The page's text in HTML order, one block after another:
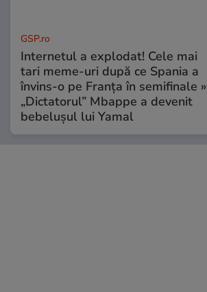
GSP.ro
Internetul a explodat! Cele mai
tari meme-uri după ce Spania a
învins-o pe Franța în semifinale »
„Dictatorul” Mbappe a devenit
bebelușul lui Yamal